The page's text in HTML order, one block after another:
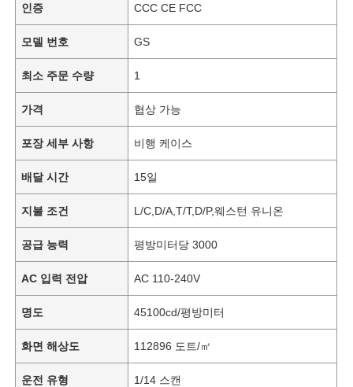
인증 CCC CE FCC
모델 번호 GS
최소 주문 수량 1
가격 협상 가능
포장 세부 사항 비행 케이스
배달 시간 15일
지불 조건 L/C,D/A,T/T,D/P,웨스턴 유니온
공급 능력 평방미터당 3000
AC 입력 전압 AC 110-240V
명도 45100cd/평방미터
화면 해상도 112896 도트/㎡
운전 유형 1/14 스캔